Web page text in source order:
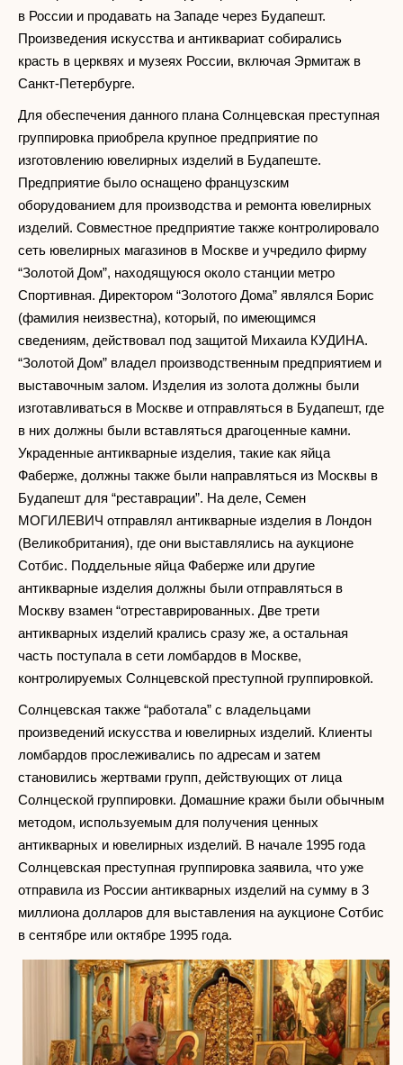
в России и продавать на Западе через Будапешт.
Произведения искусства и антиквариат собирались
красть в церквях и музеях России, включая Эрмитаж в
Санкт-Петербурге.
Для обеспечения данного плана Солнцевская преступная
группировка приобрела крупное предприятие по
изготовлению ювелирных изделий в Будапеште.
Предприятие было оснащено французским
оборудованием для производства и ремонта ювелирных
изделий. Совместное предприятие также контролировало
сеть ювелирных магазинов в Москве и учредило фирму
“Золотой Дом”, находящуюся около станции метро
Спортивная. Директором “Золотого Дома” являлся Борис
(фамилия неизвестна), который, по имеющимся
сведениям, действовал под защитой Михаила КУДИНА.
“Золотой Дом” владел производственным предприятием и
выставочным залом. Изделия из золота должны были
изготавливаться в Москве и отправляться в Будапешт, где
в них должны были вставляться драгоценные камни.
Украденные антикварные изделия, такие как яйца
Фаберже, должны также были направляться из Москвы в
Будапешт для “реставрации”. На деле, Семен
МОГИЛЕВИЧ отправлял антикварные изделия в Лондон
(Великобритания), где они выставлялись на аукционе
Сотбис. Поддельные яйца Фаберже или другие
антикварные изделия должны были отправляться в
Москву взамен “отреставрированных. Две трети
антикварных изделий крались сразу же, а остальная
часть поступала в сети ломбардов в Москве,
контролируемых Солнцевской преступной группировкой.
Солнцевская также “работала” с владельцами
произведений искусства и ювелирных изделий. Клиенты
ломбардов прослеживались по адресам и затем
становились жертвами групп, действующих от лица
Солнцеской группировки. Домашние кражи были обычным
методом, используемым для получения ценных
антикварных и ювелирных изделий. В начале 1995 года
Солнцевская преступная группировка заявила, что уже
отправила из России антикварных изделий на сумму в 3
миллиона долларов для выставления на аукционе Сотбис
в сентябре или октябре 1995 года.